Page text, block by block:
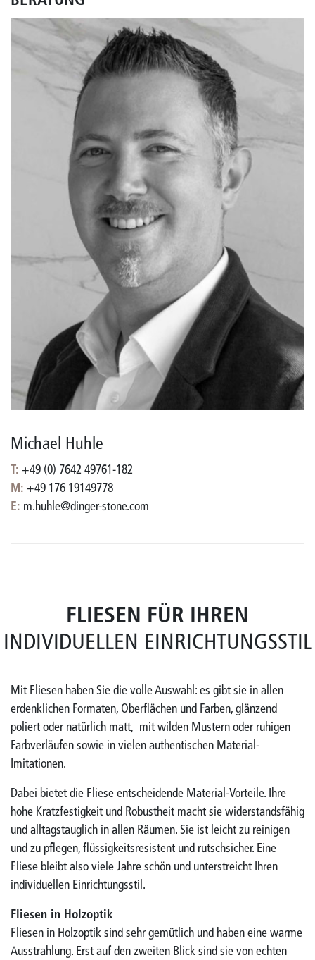
Michael Huhle
T: +49 (0) 7642 49761-182
M: +49 176 19149778
E: m.huhle@dinger-stone.com
FLIESEN FÜR IHREN
INDIVIDUELLEN EINRICHTUNGSSTIL
Mit Fliesen haben Sie die volle Auswahl: es gibt sie in allen
erdenklichen Formaten, Oberflächen und Farben, glänzend
poliert oder natürlich matt, mit wilden Mustern oder ruhigen
Farbverläufen sowie in vielen authentischen Material-
Imitationen.
Dabei bietet die Fliese entscheidende Material-Vorteile. Ihre
hohe Kratzfestigkeit und Robustheit macht sie widerstandsfähig
und alltagstauglich in allen Räumen. Sie ist leicht zu reinigen
und zu pflegen, flüssigkeitsresistent und rutschsicher. Eine
Fliese bleibt also viele Jahre schön und unterstreicht Ihren
individuellen Einrichtungsstil.
Fliesen in Holzoptik
Fliesen in Holzoptik sind sehr gemütlich und haben eine warme
Ausstrahlung. Erst auf den zweiten Blick sind sie von echten